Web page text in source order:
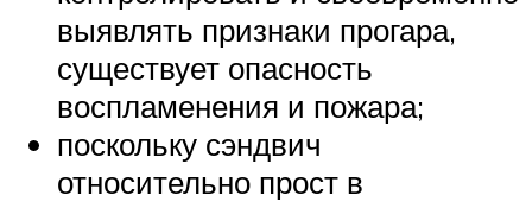
выявлять признаки прогара,
существует опасность
воспламенения и пожара;
поскольку сэндвич
относительно прост в